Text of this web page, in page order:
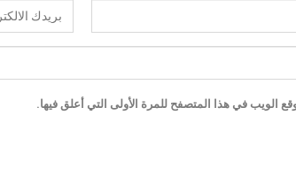
الويب في هذا المتصفح للمرة الأولى التي أعلق فيها.